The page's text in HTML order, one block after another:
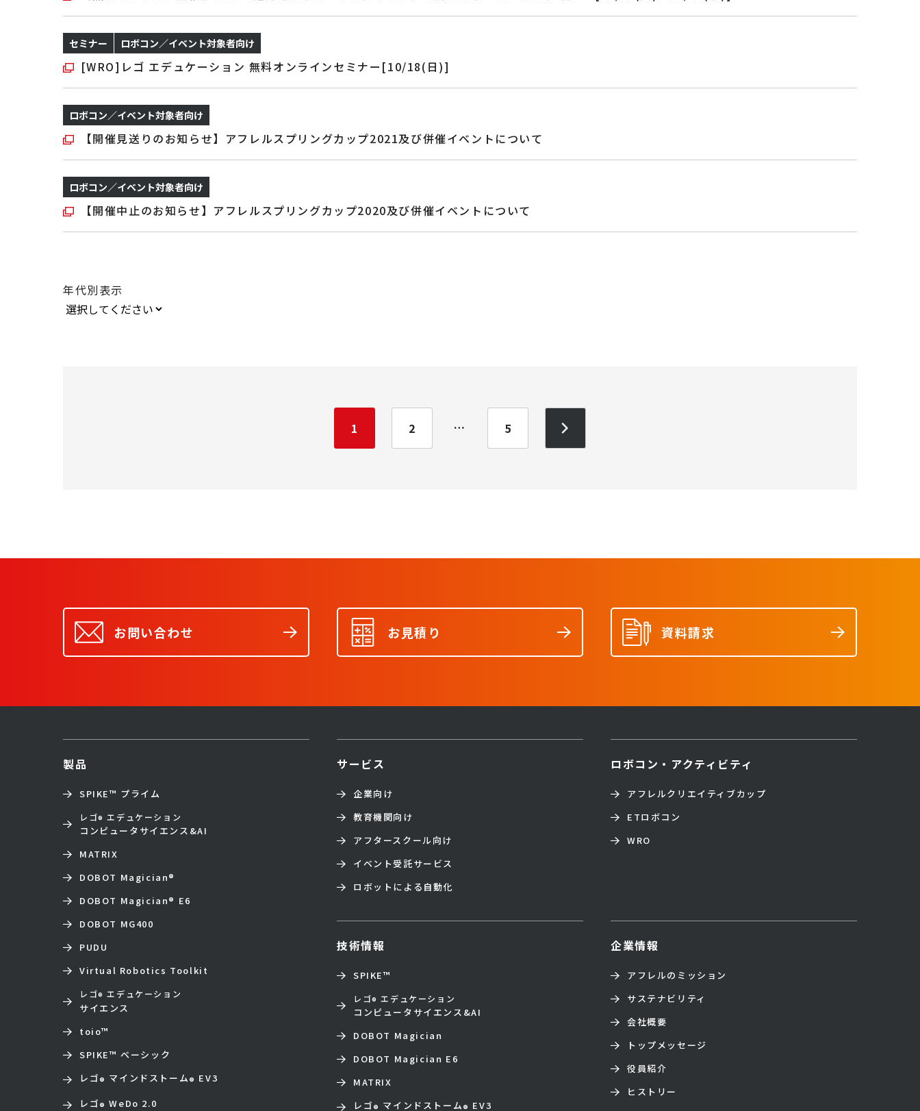
セミナー ロボコン／イベント対象者向け
[WRO]レゴ エデュケーション 無料オンラインセミナー[10/18(日)]
ロボコン／イベント対象者向け
【開催見送りのお知らせ】アフレルスプリングカップ2021及び併催イベントについて
ロボコン／イベント対象者向け
【開催中止のお知らせ】アフレルスプリングカップ2020及び併催イベントについて
年代別表示
1 2 … 5
お問い合わせ お見積り 資料請求
サービス
企業向け
教育機関向け
アフタースクール向け
イベント受託サービス
ロボットによる自動化
製品
SPIKE™ プライム
レゴ® エデュケーション
コンピュータサイエンス&AI
MATRIX
DOBOT Magician®
DOBOT Magician® E6
DOBOT MG400
PUDU
Virtual Robotics Toolkit
レゴ® エデュケーション
サイエンス
toio™
SPIKE™ ベーシック
レゴ® マインドストーム® EV3
レゴ® WeDo 2.0
ロボコン・アクティビティ
アフレルクリエイティブカップ
ETロボコン
WRO
技術情報
SPIKE™
レゴ® エデュケーション
コンピュータサイエンス&AI
DOBOT Magician
DOBOT Magician E6
MATRIX
レゴ® マインドストーム® EV3
企業情報
アフレルのミッション
サステナビリティ
会社概要
トップメッセージ
役員紹介
ヒストリー